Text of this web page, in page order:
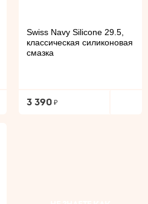
Swiss Navy Silicone 29.5,
классическая силиконовая
смазка
3 390